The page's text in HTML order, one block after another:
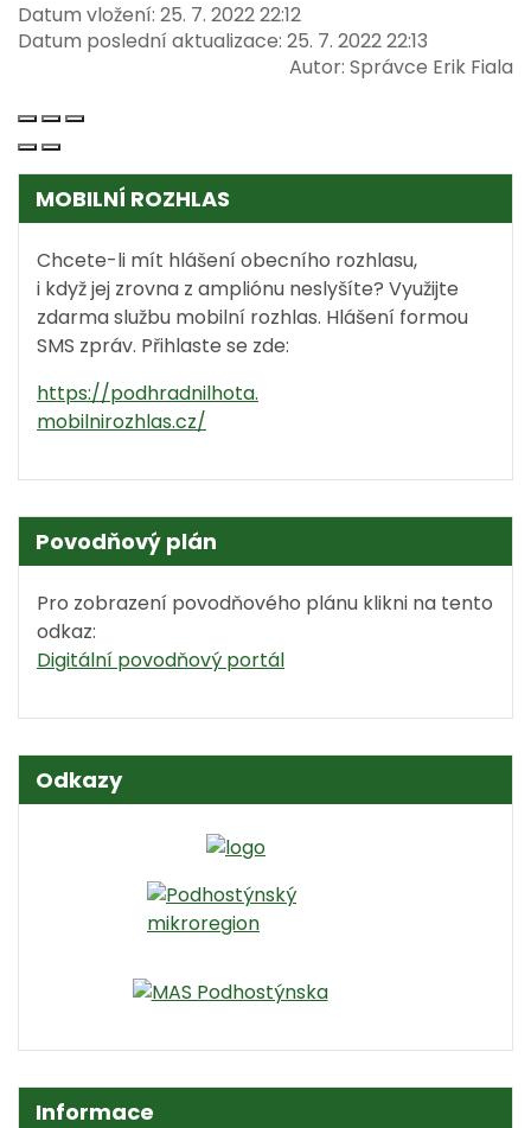
Datum vložení: 25. 7. 2022 22:12
Datum poslední aktualizace: 25. 7. 2022 22:13
Autor: Správce Erik Fiala
MOBILNÍ ROZHLAS
Chcete-li mít hlášení obecního rozhlasu,
i když jej zrovna z ampliónu neslyšíte? Využijte
zdarma službu mobilní rozhlas. Hlášení formou
SMS zpráv. Přihlaste se zde:
https://podhradnilhota.
mobilnirozhlas.cz/
Povodňový plán
Pro zobrazení povodňového plánu klikni na tento
odkaz:
Digitální povodňový portál
Odkazy
Informace